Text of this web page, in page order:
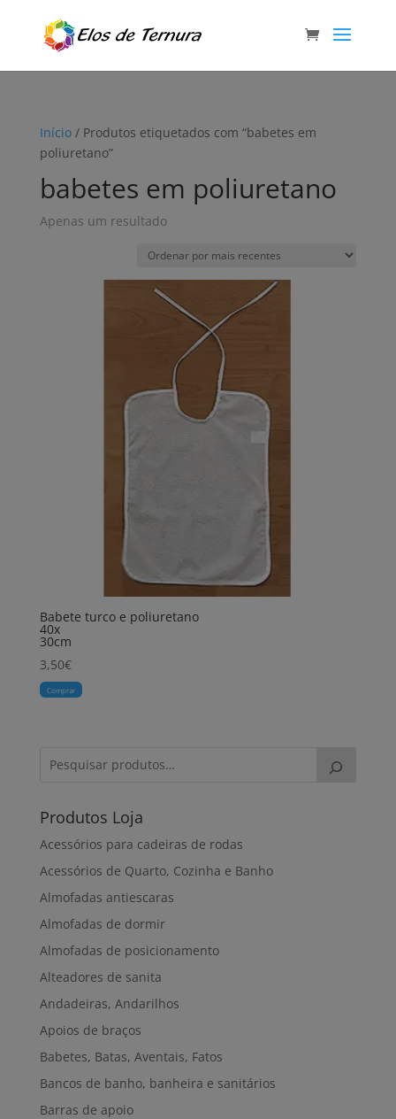
Início/ Produtos etiquetados com “babetes em
poliuretano”
babetes em poliuretano
Apenas um resultado
Babete turco e poliuretano
40x
30cm
3,50€
Comprar
Produtos Loja
Acessórios para cadeiras de rodas
Acessórios de Quarto, Cozinha e Banho
Almofadas antiescaras
Almofadas de dormir
Almofadas de posicionamento
Alteadores de sanita
Andadeiras, Andarilhos
Apoios de braços
Babetes, Batas, Aventais, Fatos
Bancos de banho, banheira e sanitários
Barras de apoio